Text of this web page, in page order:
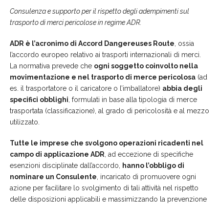
Consulenza e supporto per il rispetto degli adempimenti sul
trasporto di merci pericolose in regime ADR.
ADR è l’acronimo di Accord Dangereuses Route , ossia
l’accordo europeo relativo ai trasporti internazionali di merci.
La normativa prevede che ogni soggetto coinvolto nella
movimentazione e nel trasporto di merce pericolosa (ad
es. il trasportatore o il caricatore o l’imballatore) abbia degli
specifici obblighi , formulati in base alla tipologia di merce
trasportata (classificazione), al grado di pericolosità e al mezzo
utilizzato.
Tutte le imprese che svolgono operazioni ricadenti nel
campo di applicazione ADR , ad eccezione di specifiche
esenzioni disciplinate dall’accordo,
hanno l’obbligo di
nominare un Consulente , incaricato di promuovere ogni
azione per facilitare lo svolgimento di tali attività nel rispetto
delle disposizioni applicabili e massimizzando la prevenzione